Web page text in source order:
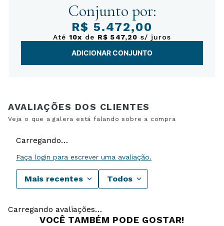
Conjunto por:
R$ 5.472,00
Até 10x de R$ 547,20 s/ juros
ADICIONAR CONJUNTO
Carregando…
Faça login para escrever uma avaliação.
Mais recentes Todos
Carregando avaliações…
VOCÊ TAMBÉM PODE GOSTAR!